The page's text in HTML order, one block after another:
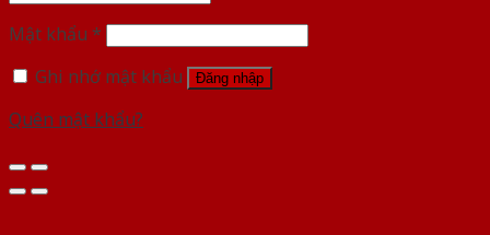
Mật khẩu *
Ghi nhớ mật khẩu
Đăng nhập
Quên mật khẩu?